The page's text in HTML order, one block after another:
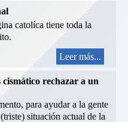
catolíca tiene toda la
Leer más...
rechazar a un
para ayudar a la gente
situación actual de la